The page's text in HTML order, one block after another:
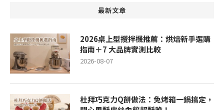
最新文章
2026桌上型攪拌機推薦：烘焙新手選購
指南＋7 大品牌實測比較
2026-08-07
杜拜巧克力Q餅做法：免烤箱一鍋搞定，